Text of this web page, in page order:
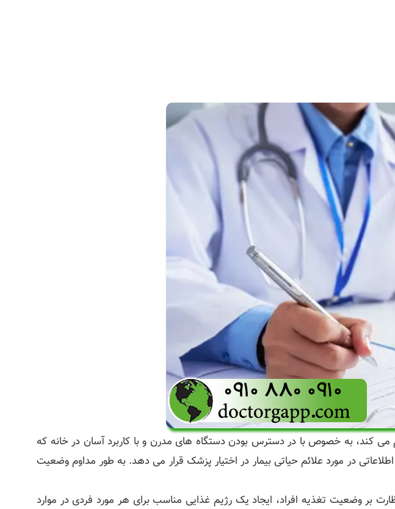
می کند، به خصوص با در دسترس بودن دستگاه های مدرن و با کاربرد آسان در خانه که
در مورد علائم حیاتی بیمار در اختیار پزشک قرار می دهد. به طور مداوم وضعیت
بر وضعیت تغذیه افراد، ایجاد یک رژیم غذایی مناسب برای هر مورد فردی در موارد